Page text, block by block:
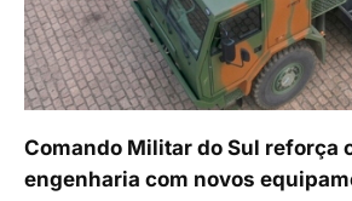
Comando Militar do Sul reforça
engenharia com novos